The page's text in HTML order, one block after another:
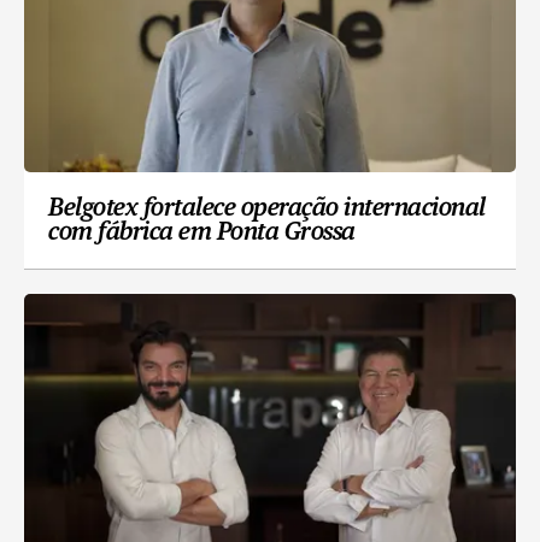
Belgotex fortalece operação internacional
com fábrica em Ponta Grossa